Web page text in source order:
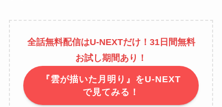
全話無料配信はU-NEXTだけ！31日間無料
お試し期間あり！
『雲が描いた月明り』をU-NEXT
で見てみる！